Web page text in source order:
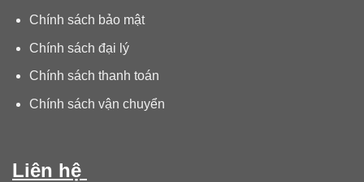
Chính sách bảo mật
Chính sách đại lý
Chính sách thanh toán
Chính sách vận chuyển
Liên hệ